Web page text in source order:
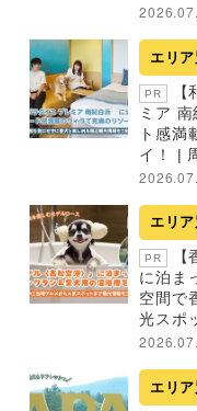
エリ
PR
【
ミア
ト感満
イ！ |
エリ
PR
【
に泊ま
空間で
光スポ
エリ